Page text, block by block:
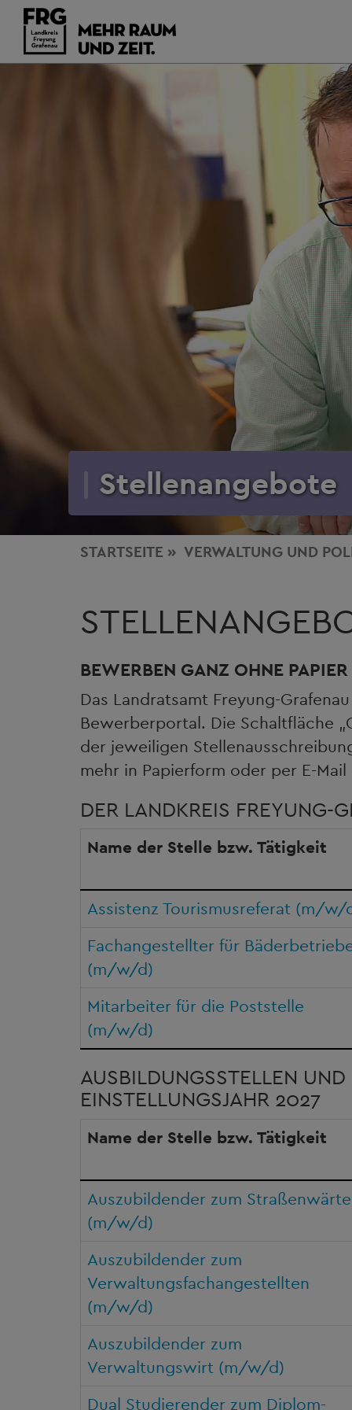
Stellenangebote
STARTSEITE VERWALTUNG UND
BEWERBEN GANZ OHNE
Das Landratsamt Freyung-
Bewerberportal. Die Schaltfläche
der jeweiligen
mehr in Papierform oder per E-Mail
DER LANDKREIS FREYUNG-
Name der Stelle bzw. Tätigkeit
Assistenz Tourismusreferat (m/w/
Fachangestellter für
(m/w/d)
Mitarbeiter für die Poststelle
(m/w/d)
AUSBILDUNGSSTELLEN
EINSTELLUNGSJAHR 2027
Name der Stelle bzw. Tätigkeit
Auszubildender zum
(m/w/d)
Auszubildender zum
Verwaltungsfachangestellten
(m/w/d)
Auszubildender zum
Verwaltungswirt (m/w/d)
Dual Studierender zum Diplom-